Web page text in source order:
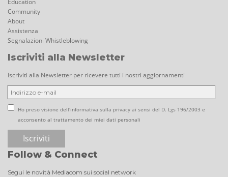
Education
Community
About
Assistenza
Segnalazioni Whistleblowing
Iscriviti alla Newsletter
Iscriviti alla Newsletter per ricevere tutti i nostri aggiornamenti
Ho preso visione dell'informativa sulla privacy ai sensi del D. Lgs 196/2003 e
acconsento al trattamento dei miei dati personali
Follow & Connect
Segui le novità Mediacom sui social network